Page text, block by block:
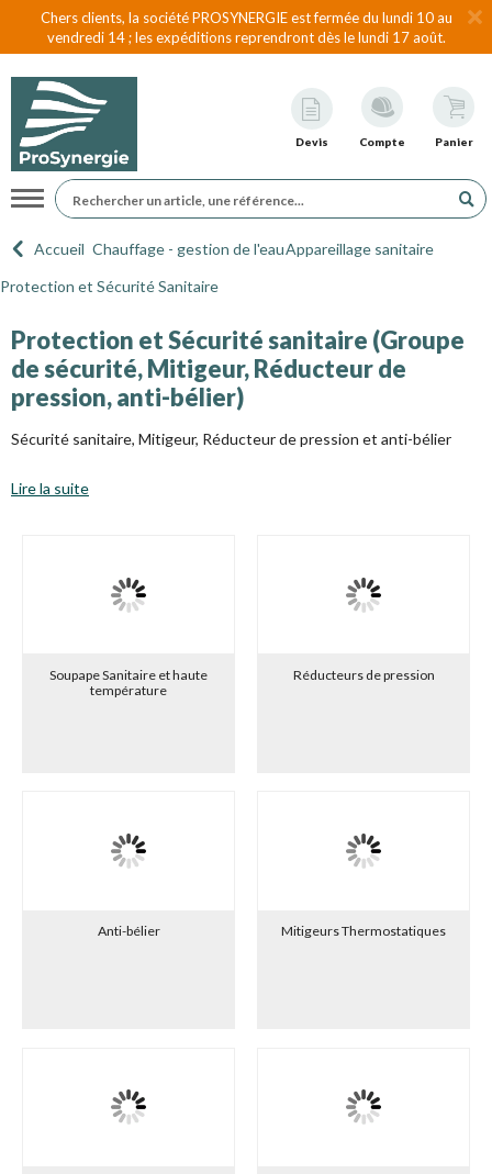
Chers clients, la société PROSYNERGIE est fermée du lundi 10 au
vendredi 14 ; les expéditions reprendront dès le lundi 17 août.
Devis Compte Panier
Navigation
Accueil Chauffage - gestion de l'eauAppareillage sanitaire
Protection et Sécurité Sanitaire
Protection et Sécurité sanitaire (Groupe
de sécurité, Mitigeur, Réducteur de
pression, anti-bélier)
Sécurité sanitaire, Mitigeur, Réducteur de pression et anti-bélier
Lire la suite
Soupape Sanitaire et haute
température
Réducteurs de pression
Anti-bélier Mitigeurs Thermostatiques